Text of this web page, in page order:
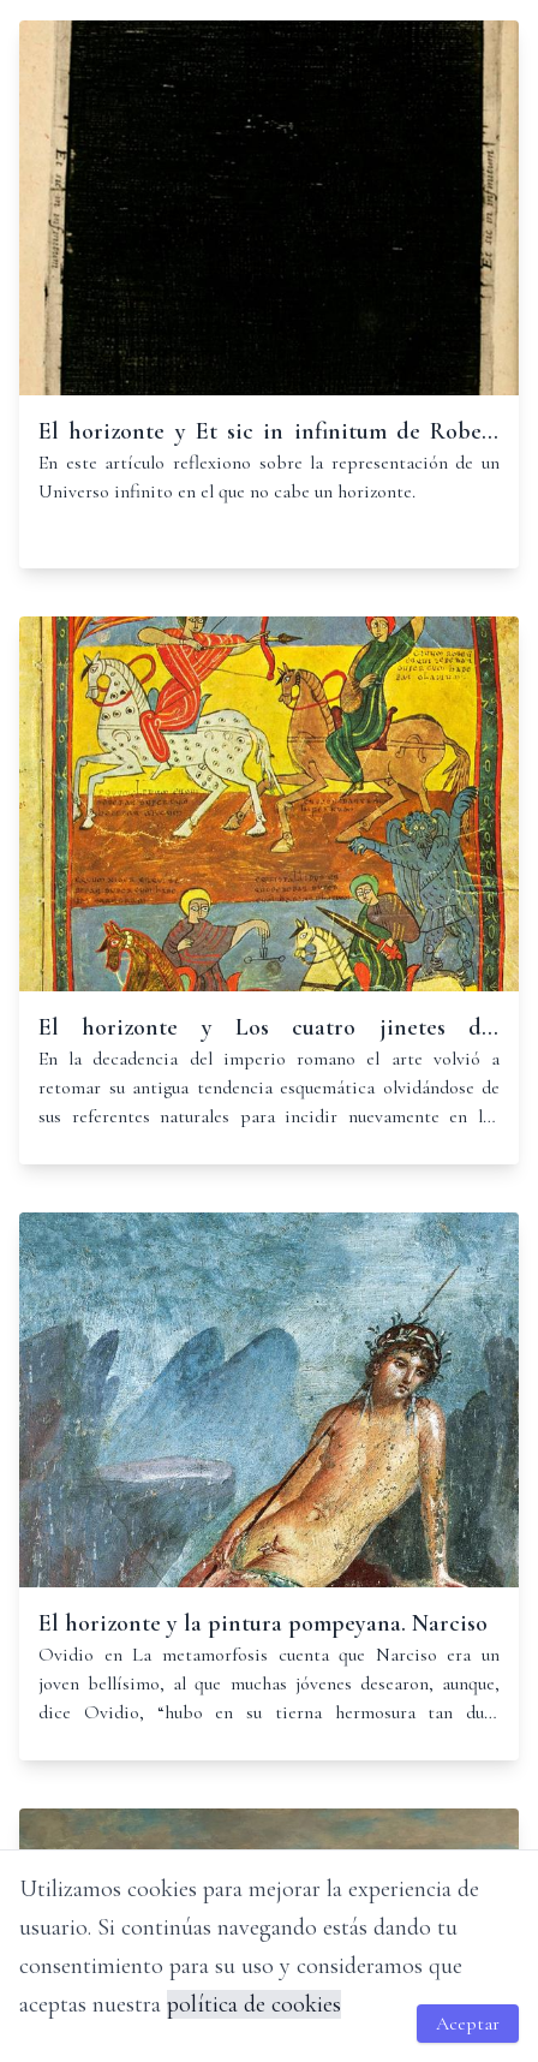
El horizonte y Et sic in infinitum de Robert
Fludd
En este artículo reflexiono sobre la representación de un
Universo infinito en el que no cabe un horizonte.
El horizonte y Los cuatro jinetes del
Apocalipsis. Beato de la Universidad de
Valladolid
En la decadencia del imperio romano el arte volvió a
retomar su antigua tendencia esquemática olvidándose de
sus referentes naturales para incidir nuevamente en los
El horizonte y la pintura pompeyana. Narciso
Ovidio en La metamorfosis cuenta que Narciso era un
joven bellísimo, al que muchas jóvenes desearon, aunque,
dice Ovidio, “hubo en su tierna hermosura tan dura
Utilizamos cookies para mejorar la experiencia de
usuario. Si continúas navegando estás dando tu
consentimiento para su uso y consideramos que
aceptas nuestra política de cookies
Aceptar